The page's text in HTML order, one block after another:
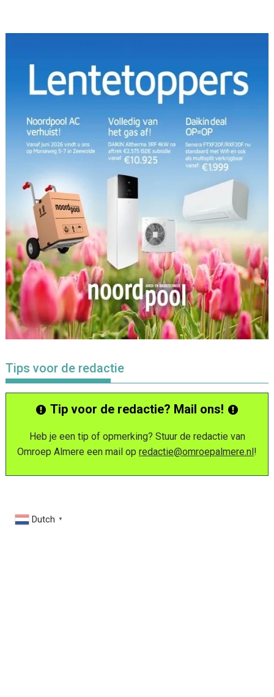
Tips voor de redactie
Tip voor de redactie? Mail ons!
Heb je een tip of opmerking? Stuur de redactie van
Omroep Almere een mail op redactie@omroepalmere.nl!
Dutch ▼